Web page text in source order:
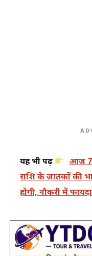
यह भी पढ़ें
आज 7
राशि के जातकों की
होगी, नौकरी में